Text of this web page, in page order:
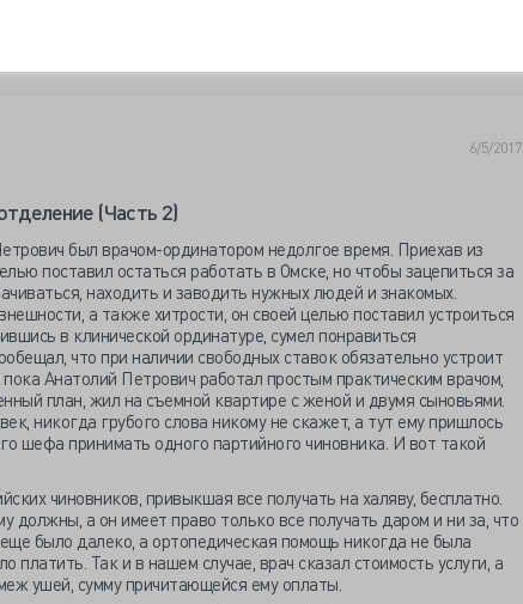
6/5/2017
(Часть 2)
был врачом-ординатором недолгое время. Приехав из
поставил остаться работать в Омске, но чтобы зацепиться за
находить и заводить нужных людей и знакомых.
а также хитрости, он своей целью поставил устроиться
в клинической ординатуре, сумел понравиться
что при наличии свободных ставок обязательно устроит
Анатолий Петрович работал простым практическим врачом,
план, жил на съемной квартире с женой и двумя сыновьями.
никогда грубого слова никому не скажет, а тут ему пришлось
шефа принимать одного партийного чиновника. И вот такой
чиновников, привыкшая все получать на халяву, бесплатно.
должны, а он имеет право только все получать даром и ни за, что
было далеко, а ортопедическая помощь никогда не была
платить. Так и в нашем случае, врач сказал стоимость услуги, а
ушей, сумму причитающейся ему оплаты.